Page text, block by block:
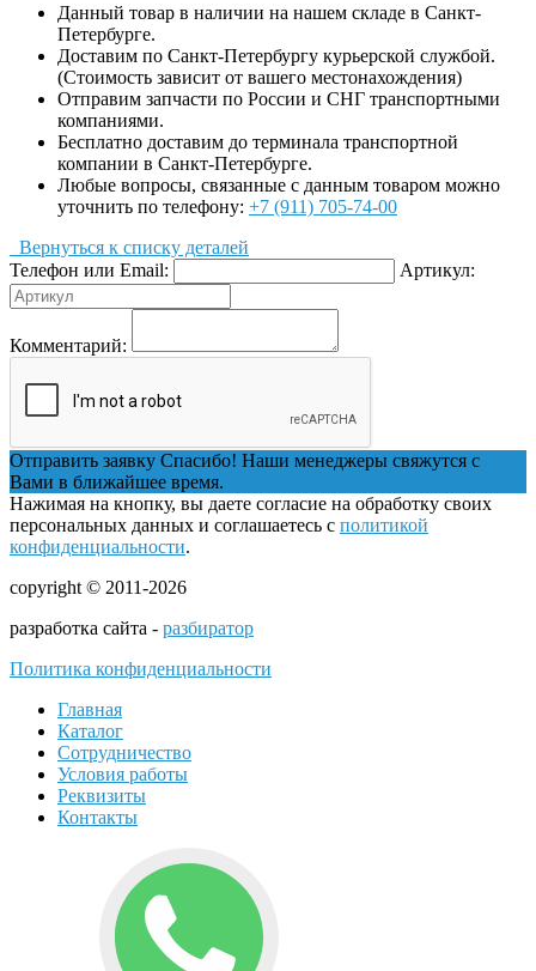
Данный товар в наличии на нашем складе в Санкт-
Петербурге.
Доставим по Санкт-Петербургу курьерской службой.
(Стоимость зависит от вашего местонахождения)
Отправим запчасти по России и СНГ транспортными
компаниями.
Бесплатно доставим до терминала транспортной
компании в Санкт-Петербурге.
Любые вопросы, связанные с данным товаром можно
уточнить по телефону: +7 (911) 705-74-00
Вернуться к списку деталей
Телефон или Email:
Артикул:
Комментарий:
Отправить заявку Спасибо! Наши менеджеры свяжутся с
Вами в ближайшее время.
Нажимая на кнопку, вы даете согласие на обработку своих
персональных данных и соглашаетесь с политикой
конфиденциальности.
copyright © 2011-2026
разработка сайта - разбиратор
Политика конфиденциальности
Главная
Каталог
Сотрудничество
Условия работы
Реквизиты
Контакты